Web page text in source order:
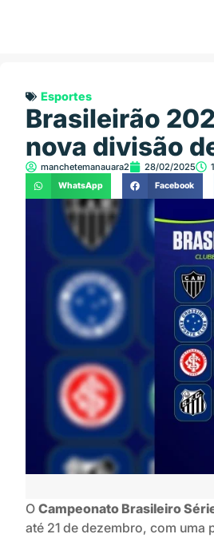
Esportes
Brasileirão
nova divisão
manchetemanauara2 28/02/2025
WhatsApp Facebook
O Campeonato Brasileiro
até 21 de dezembro, com uma